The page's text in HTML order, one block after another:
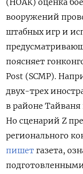
вооружений
штабных игр и
поясняет
Post (SCMP).
двух-трех
в районе
Но сценарий Z
регионального
пишет газета,